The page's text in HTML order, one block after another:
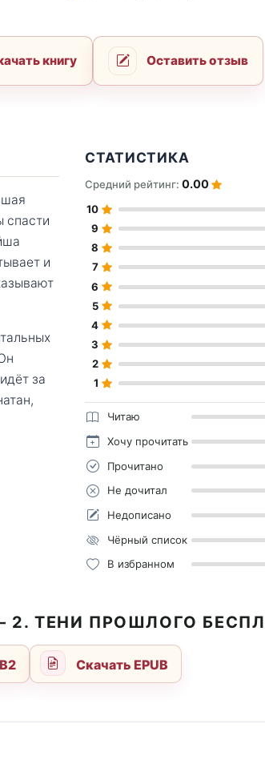
книгу Оставить отзыв
спасти
и
за
СТАТИСТИКА
Средний рейтинг:0.00
10
9
8
7
6
5
4
3
2
1
Читаю
Хочу прочитать
Прочитано
Не дочитал
Недописано
Чёрный список
В избранном
2. ТЕНИ ПРОШЛОГО
Скачать EPUB